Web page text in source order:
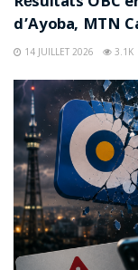
🎂 Âge
⏳ Durée
Plus de 2
🎬 Carrière
Plus de 40
🎤 Artistes
Plus de 80
d’Ayoba, MTN
14 JUILLET 2026 3.1K